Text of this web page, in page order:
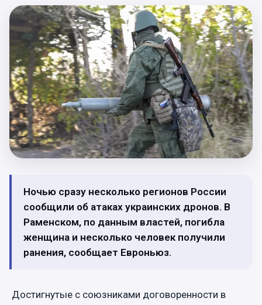
Ночью сразу несколько регионов России
сообщили об атаках украинских дронов. В
Раменском, по данным властей, погибла
женщина и несколько человек получили
ранения, сообщает Евроньюз.
Достигнутые с союзниками договоренности в